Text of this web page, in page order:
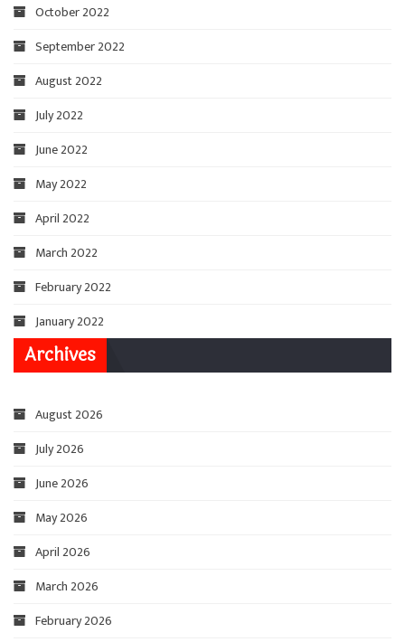
October 2022
September 2022
August 2022
July 2022
June 2022
May 2022
April 2022
March 2022
February 2022
January 2022
Archives
August 2026
July 2026
June 2026
May 2026
April 2026
March 2026
February 2026